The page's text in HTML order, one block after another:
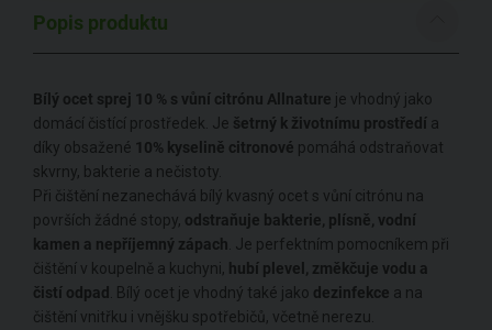
Popis produktu
Bílý ocet sprej 10 % s vůní citrónu Allnature je vhodný jako
domácí čistící prostředek. Je šetrný k životnímu prostředí a
díky obsažené 10% kyselině citronové pomáhá odstraňovat
skvrny, bakterie a nečistoty.
Při čištění nezanechává bílý kvasný ocet s vůní citrónu na
površích žádné stopy, odstraňuje bakterie, plísně, vodní
kamen a nepříjemný zápach . Je perfektním pomocníkem při
čištění v koupelně a kuchyni, hubí plevel, změkčuje vodu a
čistí odpad
. Bílý ocet je vhodný také jako dezinfekce a na
čištění vnitřku i vnějšku spotřebičů, včetně nerezu.